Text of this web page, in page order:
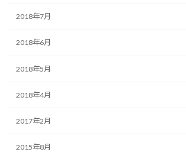
2018年7月
2018年6月
2018年5月
2018年4月
2017年2月
2015年8月